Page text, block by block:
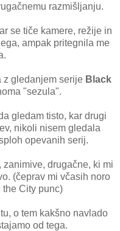
razmišljanju.
se tiče kamere, režije in
ampak pritegnila me
z gledanjem serije Black
"sezula".
gledam tisto, kar drugi
nikoli nisem gledala
opevanih serij.
zanimive, drugačne, ki mi
(čeprav mi včasih noro
the City punc)
o tem kakšno navlado
od tega.